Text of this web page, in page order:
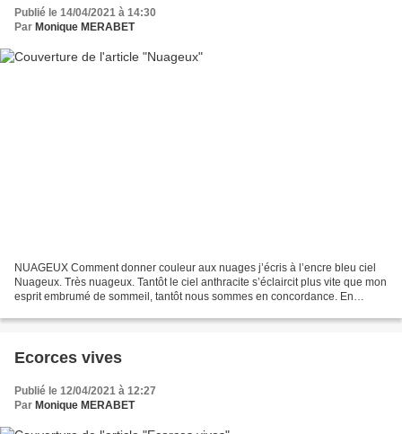
Publié le 14/04/2021 à 14:30
Par Monique MERABET
NUAGEUX Comment donner couleur aux nuages j’écris à l’encre bleu ciel
Nuageux. Très nuageux. Tantôt le ciel anthracite s’éclaircit plus vite que mon
esprit embrumé de sommeil, tantôt nous sommes en concordance. En
Ecorces vives
Publié le 12/04/2021 à 12:27
Par Monique MERABET